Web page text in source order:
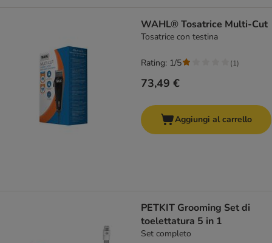
WAHL® Tosatrice Multi-Cut
Tosatrice con testina
73,49 €
Rating: 1/5 (1)
Aggiungi al carrello
PETKIT Grooming Set di
toelettatura 5 in 1
Set completo